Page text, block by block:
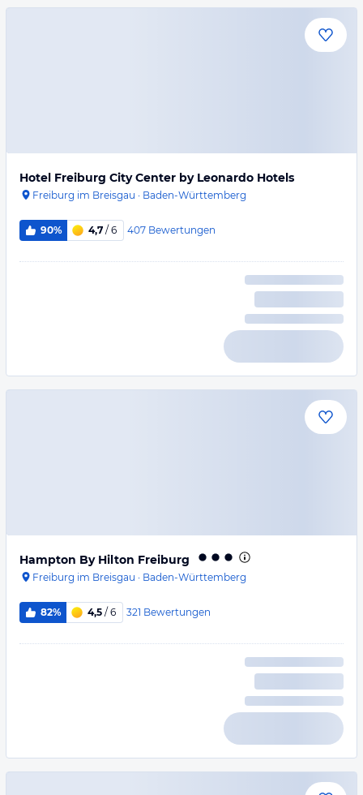
Hotel Freiburg City Center by Leonardo Hotels
Freiburg im Breisgau · Baden-Württemberg
90% 4,7 / 6 407 Bewertungen
Hampton By Hilton Freiburg
Freiburg im Breisgau · Baden-Württemberg
82% 4,5 / 6 321 Bewertungen